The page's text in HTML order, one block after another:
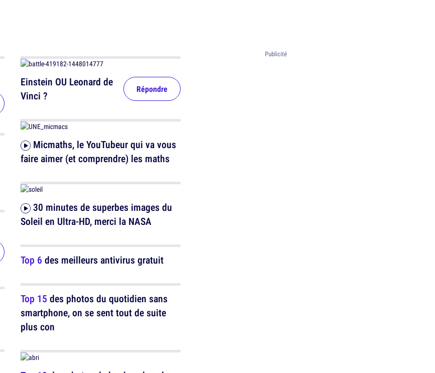
Einstein OU Leonard de
Vinci ?
Répondre
faire aimer (et comprendre) les maths
Soleil en Ultra-HD, merci la NASA
Top 6 des meilleurs antivirus gratuit
Top 15 des photos du quotidien sans
smartphone, on se sent tout de suite
plus con